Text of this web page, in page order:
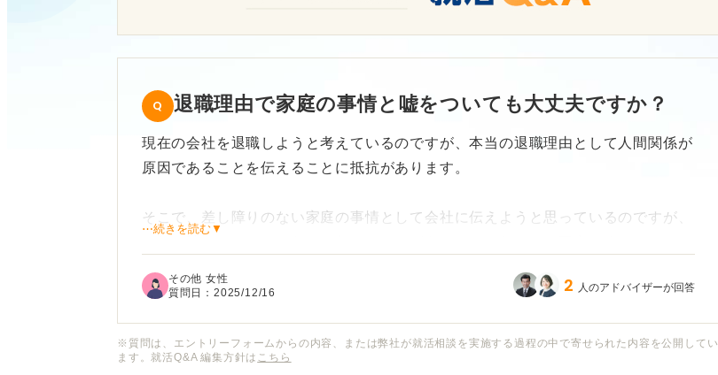
退職理由で家庭の事情と嘘をついても大丈夫ですか？
現在の会社を退職しようと考えているのですが、本当の退職理由として人間関係が
原因であることを伝えることに抵抗があります。
そこで、差し障りのない家庭の事情として会社に伝えようと思っているのですが、
円満退職のために、「家庭の事情」と嘘の理由を伝えてしまっても問題ないでしょ
また、万が一会社に嘘だとバレてしまった場合、どのような問題が生じる可能性が
⋯続きを読む▼
その他 女性
質問日：2025/12/16 2 人のアドバイザーが回答
※質問は、エントリーフォームからの内容、または弊社が就活相談を実施する過程の中で寄せられた内容を公開してい
ます。就活Q&A 編集方針は こちら